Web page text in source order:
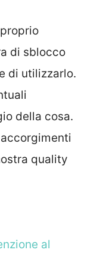
di sblocco
di utilizzarlo.
della cosa.
quality
al